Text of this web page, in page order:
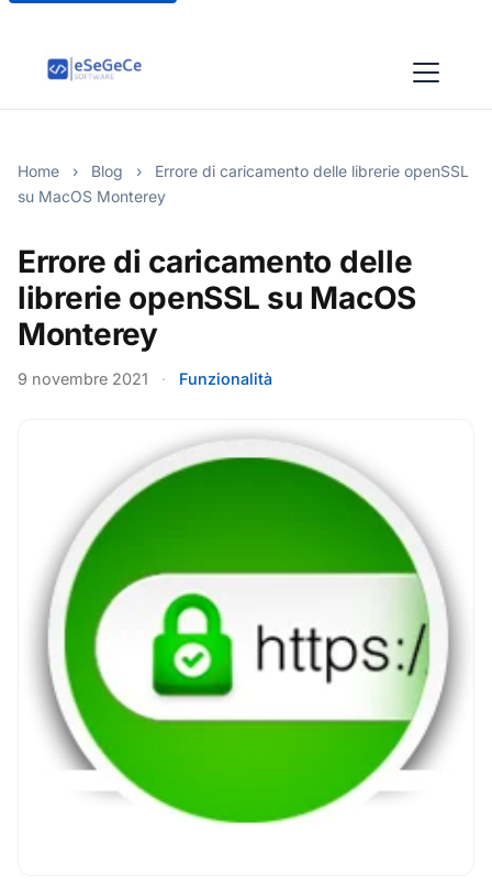
Home › Blog ›
Errore di caricamento delle librerie openSSL
su MacOS Monterey
Errore di caricamento delle
librerie openSSL su MacOS
Monterey
9 novembre 2021 · Funzionalità